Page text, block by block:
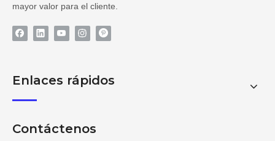
mayor valor para el cliente.
Enlaces rápidos
Contáctenos